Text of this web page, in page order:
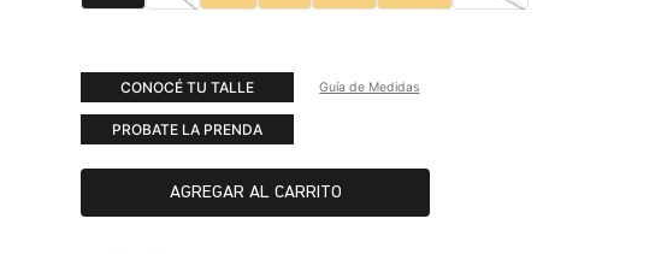
CONOCÉ TU TALLE Guía de Medidas
PROBATE LA PRENDA
AGREGAR AL CARRITO